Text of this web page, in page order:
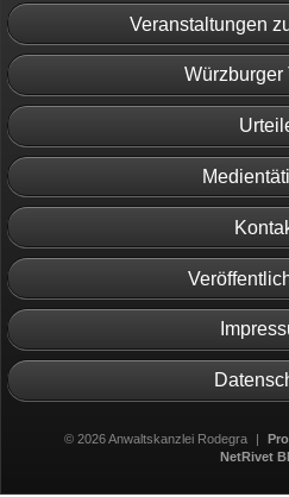
Veranstaltungen
Würzburger
© 2026 Anwaltskanzlei Rodegra |
NetRivet